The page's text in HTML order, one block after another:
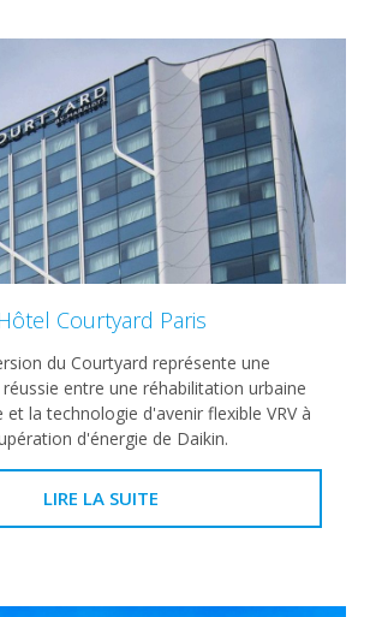
Hôtel Courtyard Paris
du Courtyard représente une
entre une réhabilitation urbaine
et la technologie d'avenir flexible VRV à
d'énergie de Daikin.
LIRE LA SUITE